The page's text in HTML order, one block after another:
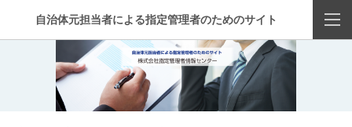
自治体元担当者による指定管理者のためのサイト